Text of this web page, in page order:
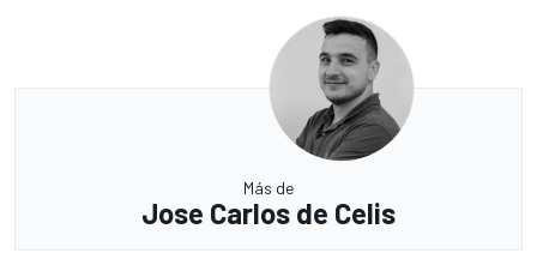
Más de
Jose Carlos de Celis